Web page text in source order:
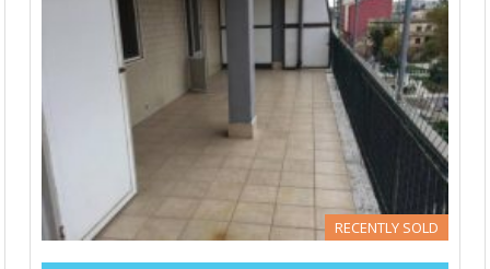
RECENTLY SOLD